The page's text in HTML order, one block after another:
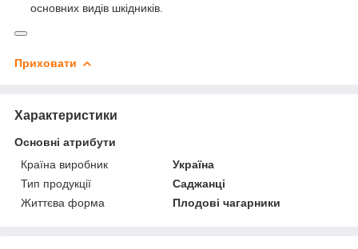
основних видів шкідників.
Приховати
Характеристики
Основні атрибути
Країна виробник
Україна
Тип продукції
Саджанці
Життєва форма
Плодові чагарники